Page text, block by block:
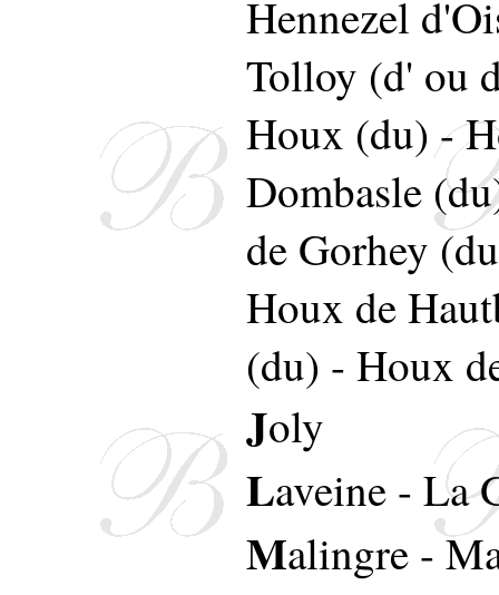
Hennezel
Tolloy (d' ou
Houx (du)-
Dombasle
de Gorhey
Houx de
(du) - Houx
Joly
Laveine - La
Malingre -